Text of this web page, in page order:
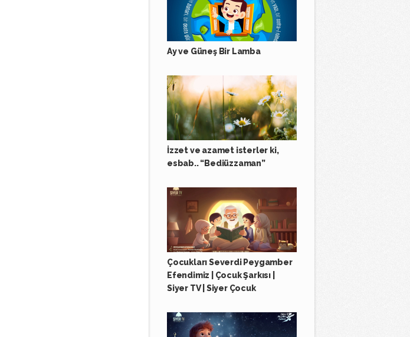
Ay ve Güneş Bir Lamba
İzzet ve azamet isterler ki,
esbab.. “Bediüzzaman”
Çocukları Severdi Peygamber
Efendimiz | Çocuk Şarkısı |
Siyer TV | Siyer Çocuk